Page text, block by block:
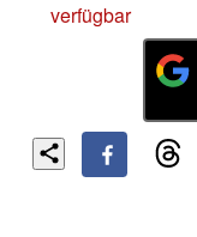
verfügbar